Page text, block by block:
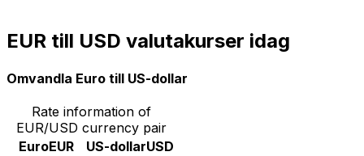
EUR till USD valutakurser idag
Omvandla Euro till US-dollar
Rate information of
EUR/USD currency pair
EuroEUR US-dollarUSD